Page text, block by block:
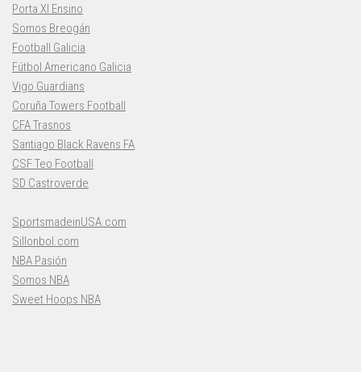
Porta XI Ensino
Somos Breogán
Football Galicia
Fútbol Americano Galicia
Vigo Guardians
Coruña Towers Football
CFA Trasnos
Santiago Black Ravens FA
CSF Teo Football
SD Castroverde
SportsmadeinUSA.com
Sillonbol.com
NBA Pasión
Somos NBA
Sweet Hoops NBA